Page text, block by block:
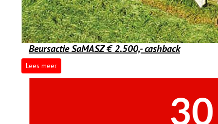
Beursactie SaMASZ € 2.500,- cashback
Lees meer